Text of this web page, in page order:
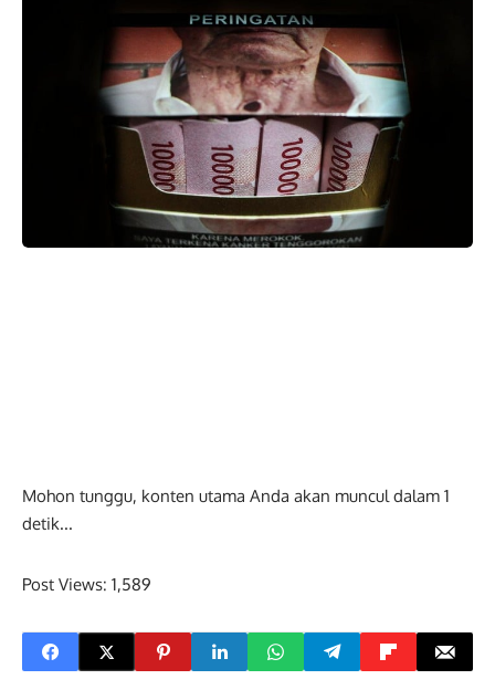
Mohon tunggu, konten utama Anda akan muncul dalam 0
detik...
Post Views: 1,589